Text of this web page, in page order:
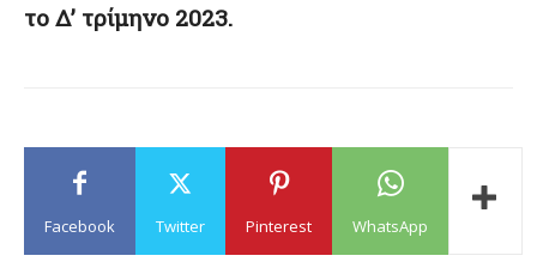
το Δ’ τρίμηνο 2023.
Facebook Twitter Pinterest WhatsApp